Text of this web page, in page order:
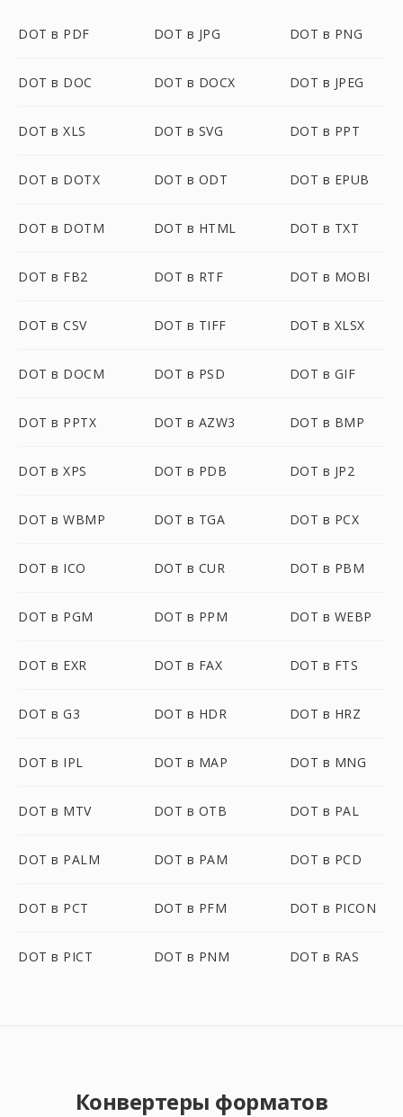
DOT в PDF DOT в JPG DOT в PNG
DOT в DOC DOT в DOCX DOT в JPEG
DOT в XLS DOT в SVG DOT в PPT
DOT в DOTX DOT в ODT DOT в EPUB
DOT в DOTM DOT в HTML DOT в TXT
DOT в FB2 DOT в RTF DOT в MOBI
DOT в CSV DOT в TIFF DOT в XLSX
DOT в DOCM DOT в PSD DOT в GIF
DOT в PPTX DOT в AZW3 DOT в BMP
DOT в XPS DOT в PDB DOT в JP2
DOT в WBMP DOT в TGA DOT в PCX
DOT в ICO DOT в CUR DOT в PBM
DOT в PGM DOT в PPM DOT в WEBP
DOT в EXR DOT в FAX DOT в FTS
DOT в G3 DOT в HDR DOT в HRZ
DOT в IPL DOT в MAP DOT в MNG
DOT в MTV DOT в OTB DOT в PAL
DOT в PALM DOT в PAM DOT в PCD
DOT в PCT DOT в PFM DOT в PICON
DOT в PICT DOT в PNM DOT в RAS
Конвертеры форматов